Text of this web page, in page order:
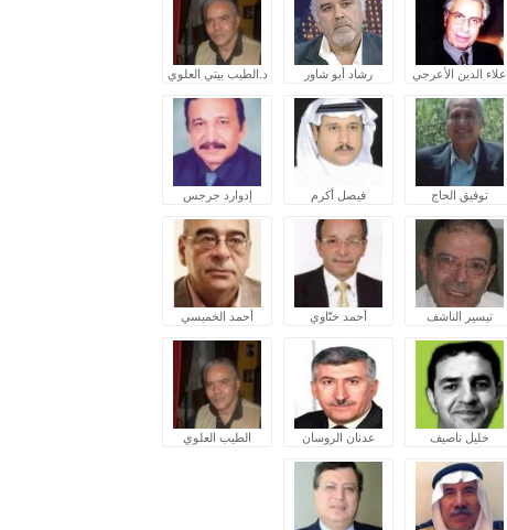
علاء الدين الأعرجي رشاد أبو شاور د.الطيب بيتي العلوي
توفيق الحاج فيصل أكرم إدوارد جرجس
تيسير الناشف أحمد ختّاوي أحمد الخميسي
خليل ناصيف عدنان الروسان الطيب العلوي